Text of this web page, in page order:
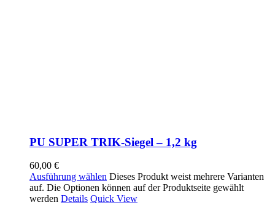
PU SUPER TRIK-Siegel – 1,2 kg
60,00 €
Ausführung wählen Dieses Produkt weist mehrere Varianten
auf. Die Optionen können auf der Produktseite gewählt
werden Details Quick View